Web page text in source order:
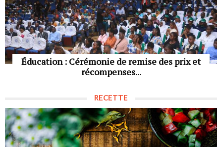
Éducation : Cérémonie de remise des prix et
récompenses...
RECETTE